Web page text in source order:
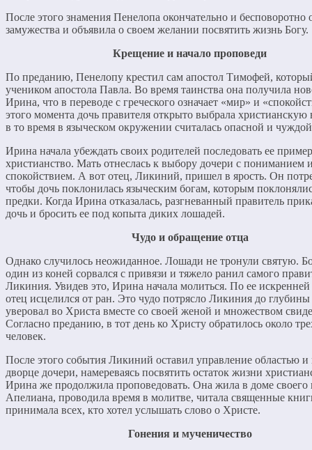
После этого знамения Пенелопа окончательно и бесповоротно
замужества и объявила о своем желании посвятить жизнь Богу.
Крещение и начало проповеди
По преданию, Пенелопу крестил сам апостол Тимофей,
учеником апостола Павла. Во время таинства она получила
Ирина, что в переводе с греческого означает «мир» и
этого момента дочь правителя открыто выбрала христианскую
в то время в языческом окружении считалась опасной и
Ирина начала убеждать своих родителей последовать ее
христианство. Мать отнеслась к выбору дочери с пониманием
спокойствием. А вот отец, Ликиний, пришел в ярость. Он
чтобы дочь поклонилась языческим богам, которым
предки. Когда Ирина отказалась, разгневанный правитель
дочь и бросить ее под копыта диких лошадей.
Чудо и обращение отца
Однако случилось неожиданное. Лошади не тронули святую.
один из коней сорвался с привязи и тяжело ранил самого
Ликиния. Увидев это, Ирина начала молиться. По ее
отец исцелился от ран. Это чудо потрясло Ликиния до
уверовал во Христа вместе со своей женой и множеством
Согласно преданию, в тот день ко Христу обратилось около
человек.
После этого события Ликиний оставил управление областью и
дворце дочери, намереваясь посвятить остаток жизни
Ирина же продолжила проповедовать. Она жила в доме своего
Апелиана, проводила время в молитве, читала священные
принимала всех, кто хотел услышать слово о Христе.
Гонения и мученичество